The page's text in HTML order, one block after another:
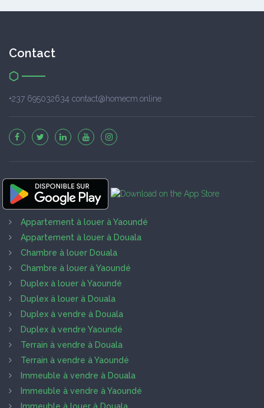
Contact
+237 695032634 contact@homecm.online
Appartement à louer à Yaoundé
Appartement à louer à Douala
Chambre à louer Douala
Chambre à louer à Yaoundé
Duplex à louer à Yaoundé
Duplex à louer à Douala
Duplex à vendre à Douala
Duplex à vendre Yaoundé
Terrain à vendre à Douala
Terrain à vendre à Yaoundé
Immeuble à vendre à Douala
Immeuble à vendre à Yaoundé